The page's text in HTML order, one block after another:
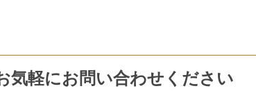
気軽にお問い合わせください